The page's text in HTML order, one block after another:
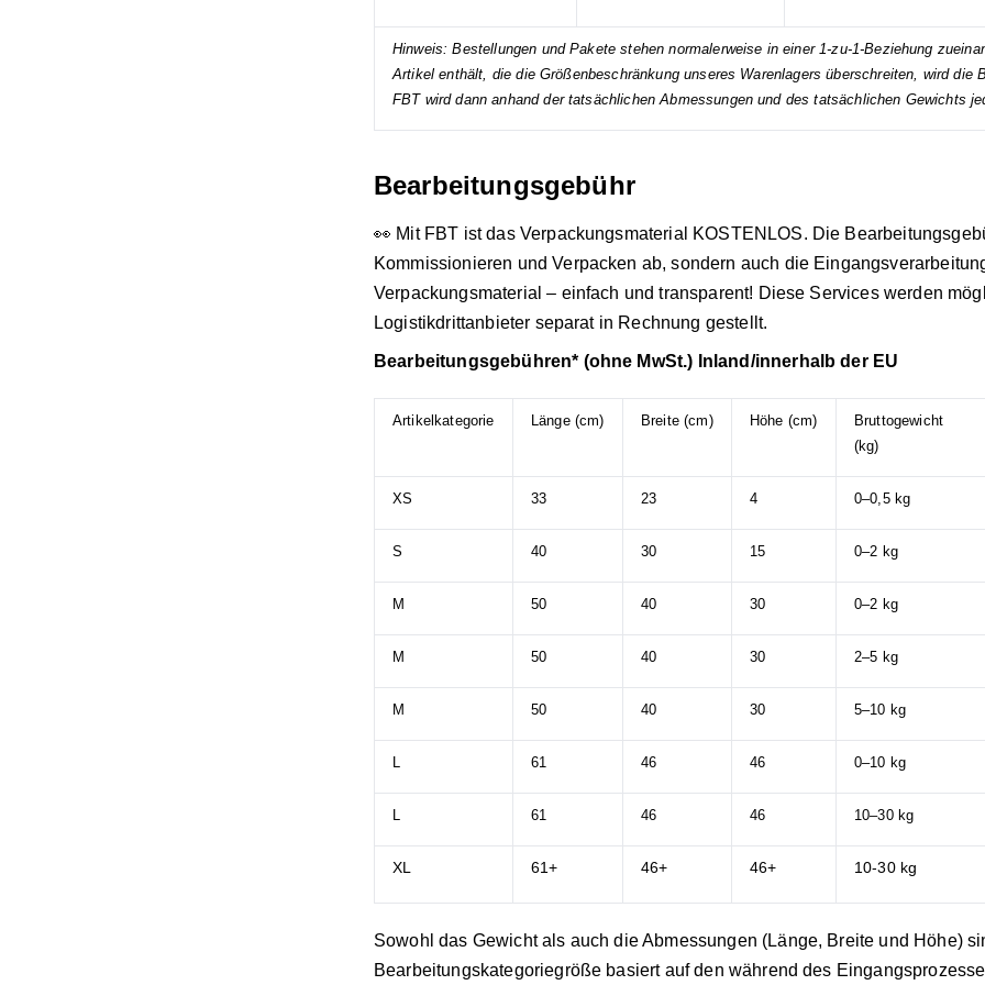
Hinweis: Bestellungen und Pakete stehen normalerweise in einer 1-zu-1-Beziehung
Artikel enthält, die die Größenbeschränkung unseres Warenlagers überschreiten, wird die
FBT wird dann anhand der tatsächlichen Abmessungen und des tatsächlichen Gewichts
Bearbeitungsgebühr
👀 Mit FBT ist das Verpackungsmaterial KOSTENLOS. Die
Kommissionieren und Verpacken ab, sondern auch die
Verpackungsmaterial – einfach und transparent! Diese Services werden
Logistikdrittanbieter separat in Rechnung gestellt.
Bearbeitungsgebühren* (ohne MwSt.) Inland/innerhalb der EU
Artikelkategorie Länge (cm) Breite (cm) Höhe (cm)
Bruttogewicht
(kg)
XS 33 23 4 0–0,5 kg
S 40 30 15 0–2 kg
M 50 40 30 0–2 kg
M 50 40 30 2–5 kg
M 50 40 30 5–10 kg
L 61 46 46 0–10 kg
L 61 46 46 10–30 kg
XL 61+ 46+ 46+ 10-30 kg
Sowohl das Gewicht als auch die Abmessungen (Länge, Breite und Höhe)
Bearbeitungskategoriegröße basiert auf den während des